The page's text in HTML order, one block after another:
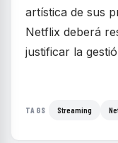
artística de sus
Netflix deberá
justificar la
TAGS Streaming